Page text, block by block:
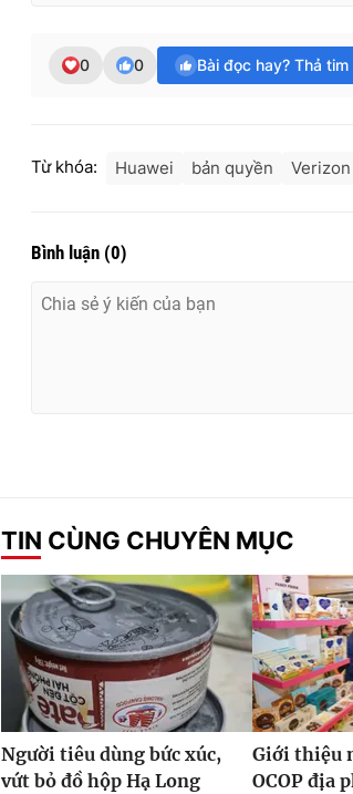
0 0 Bài đọc hay? Thả
Từ khóa: Huawei bản quyền Verizon
Bình luận (0)
TIN CÙNG CHUYÊN MỤC
Người tiêu dùng bức xúc,
vứt bỏ đồ hộp Hạ Long
Giới thiệu
OCOP địa